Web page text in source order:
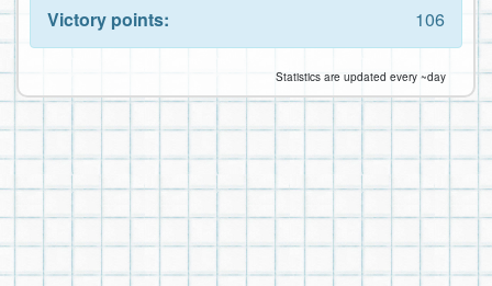
Victory points:
106
Statistics are updated every ~day